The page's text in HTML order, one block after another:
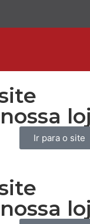
Ir para o site